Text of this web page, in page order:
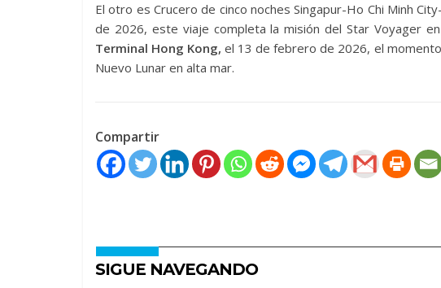
El otro es Crucero de cinco noches Singapur-Ho Chi Minh
de 2026, este viaje completa la misión del Star Voyager
Terminal Hong Kong, el 13 de febrero de 2026, el
Nuevo Lunar en alta mar.
Compartir
SIGUE NAVEGANDO